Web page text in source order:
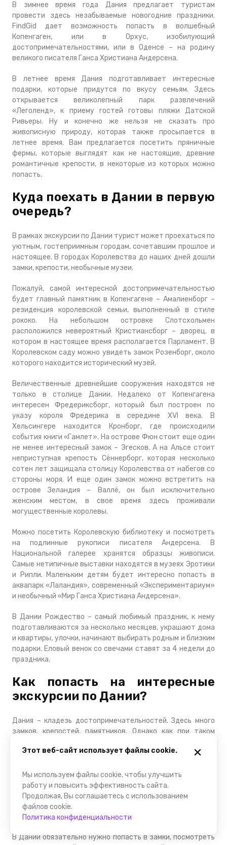
В зимнее время года Дания предлагает туристам
провести здесь незабываемые новогодние праздники.
FindGid дает возможность попасть в волшебный
Копенгаген, или в Орхус, изобилующий
достопримечательностями, или в Оденсе – на родину
великого писателя Ганса Христиана Андерсена.
В летнее время Дания подготавливает интересные
подарки, которые придутся по вкусу семьям. Здесь
открывается великолепный парк развлечений
«Леголенд», к приему гостей готовы пляжи Датской
Ривьеры. Ну и конечно же нельзя не сказать про
живописную природу, которая также просыпается в
летнее время. Вам предлагается посетить пряничные
фермы, которые выглядят как не настоящие, древние
романтичные крепости, в некоторые из которых можно
попасть.
Куда поехать в Дании в первую
очередь?
В рамках экскурсии по Дании турист может проехаться по
уютным, гостеприимным городам, сочетавшим прошлое и
настоящее. В городах Королевства до наших дней дошли
замки, крепости, необычные музеи.
Пожалуй, самой интересной достопримечательностью
будет главный памятник в Копенгагене – Амалиенборг –
резиденция королевской семьи, выполненный в стиле
рококо. На небольшом островке Слотсхольмен
расположился невероятный Кристиансборг – дворец, в
котором в настоящее время располагается Парламент. В
Королевском саду можно увидеть замок Розенборг, около
которого находится исторический музей.
Величественные древнейшие сооружения находятся не
только в столице Дании. Недалеко от Копенгагена
интересен Фредериксборг, который был построен по
указу короля Фредерика в середине XVI века. В
Хельсингере находится Кронборг, где происходили
события книги «Гамлет». На острове Фюн стоит еще один
не менее интересный замок – Эгесков. А на Альсе стоит
неприступная крепость Сённерборг, которая несколько
сотен лет защищала столицу Королевства от набегов со
стороны моря. И еще один замок можно встретить на
острове Зеландия – Валлё, он был исключительно
женским местом, в свое время здесь проживали
могущественные королевы.
Можно посетить Королевскую библиотеку и посмотреть
на подлинные рукописи писателя Андерсена. В
Национальной галерее хранятся образцы живописи.
Самые нетипичные выставки находятся в музеях Эротики
и Рипли. Маленьким детям будет интересно попасть в
аквапарк «Лаландия», современный «Экспериментариум»
и необычный «Мир Ганса Христиана Андерсена».
В Дании Рождество – самый любимый праздник, к нему
подготавливаются за несколько месяцев, украшают дома
и квартиры, улочки, начинают выбирать родным и близким
подарки. Еловый венок со свечами ставят за 4 недели до
праздника.
Как попасть на интересные
экскурсии по Дании?
Дания – кладезь достопримечательностей. Здесь много
замков, крепостей, памятников. Однако как при таком
успеть посмотреть все и везде? В этом вам поможет
любую экскурсию в любую точку Королевства.
Профессиональный гид сможет составить для вас план
индивидуального маршрута, чтобы вы успели посмотреть
все интересные для вас места. Не растрачивайте свое
время попусту и сразу же обращайтесь к услугам FindGid.
В Дании обязательно нужно попасть в замки, посмотреть
Этот веб-сайт использует файлы cookie.
Мы используем файлы cookie, чтобы улучшить
работу и повысить эффективность сайта.
Продолжая, Вы соглашаетесь с использованием
файлов cookie.
Политика конфиденциальности